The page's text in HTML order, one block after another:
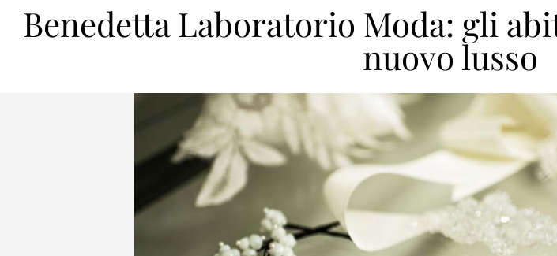
Benedetta Laboratorio Moda: gli
nuovo lusso